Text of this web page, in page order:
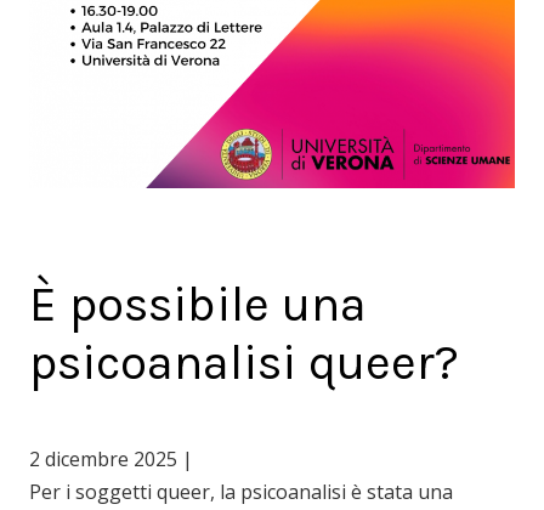
È possibile una
psicoanalisi queer?
2 dicembre 2025 |
Per i soggetti queer, la psicoanalisi è stata una